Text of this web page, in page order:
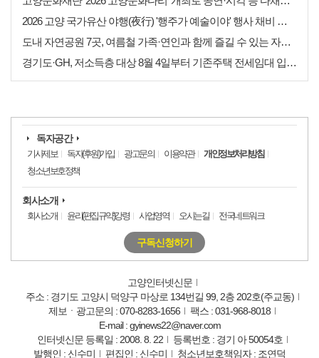
2026 고양 국가유산 야행(夜行) '행주가 예술이야' 행사 채비 나선 고양시
도내 자연공원 7곳, 여름철 가족·연인과 함께 즐길 수 있는 자연휴식처 추천
경기도·GH, 저소득층 대상 8월 4일부터 기존주택 전세임대 입주자 상시 모집
독자공간
기사제보 독자(후원)가입 광고문의 이용약관
개인정보처리방침
청소년보호정책
회사소개
회사소개 윤리(편집규약)강령 사업영역 오시는길 전국네트워크
구독신청하기
고양인터넷신문
주소 : 경기도 고양시 덕양구 마상로 134번길 99, 2층 202호(주교동)
제보ㆍ광고문의 : 070-8283-1656
팩스 : 031-968-8018
E-mail : gyinews22@naver.com
인터넷신문 등록일 : 2008. 8. 22
등록번호 : 경기 아 50054호
발행인 : 신수미
편집인 : 신수미 청소년보호책임자 : 조연덕